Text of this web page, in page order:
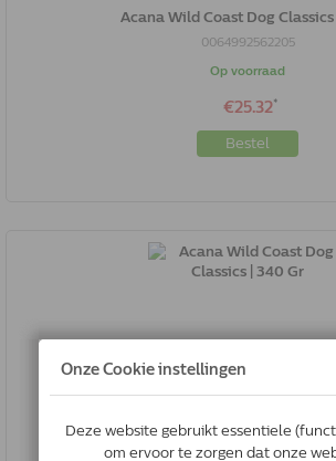
Acana Wild Coast Dog Classics
0064992562205
Op voorraad
€25.32*
Bestel